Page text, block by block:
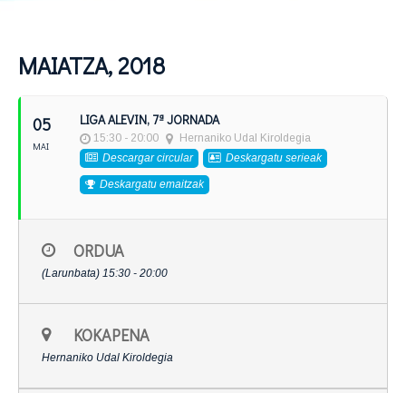
MAIATZA, 2018
05
MAI
LIGA ALEVIN, 7ª JORNADA
15:30 - 20:00
Hernaniko Udal Kiroldegia
Descargar circular
Deskargatu serieak
Deskargatu emaitzak
ORDUA
(Larunbata) 15:30 - 20:00
KOKAPENA
Hernaniko Udal Kiroldegia